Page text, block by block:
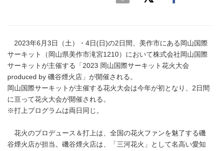
2023年6月3日（土）・4日(日)の2日間、美作市にある岡山国際
サーキット（岡山県美作市滝宮1210）において株式会社岡山国際
サーキットが主催する「2023 岡山国際サーキット花火大会
produced by 磯谷煙火店」が開催される。
岡山国際サーキットが主催する花火大会は今年が初となり、2日間
に亘って花火大会が開催される。
※打上プログラムは両日同じ。
花火のプロデュース＆打上は、全国の花火ファンを魅了する磯
谷煙火店が担当。磯谷煙火店は、「三河花火」として名高い愛知